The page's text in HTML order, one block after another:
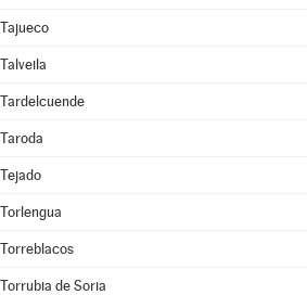
Tajueco
Talveila
Tardelcuende
Taroda
Tejado
Torlengua
Torreblacos
Torrubia de Soria